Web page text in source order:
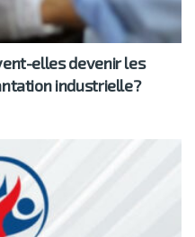
elles devenir les
industrielle?